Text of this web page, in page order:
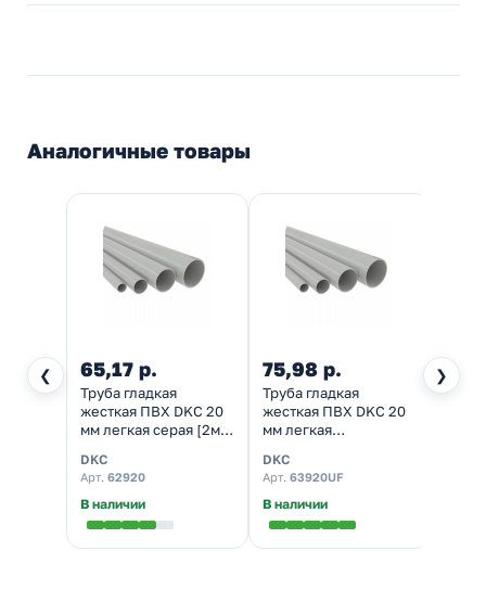
Аналогичные товары
❮ ❯
65,17 р.
Труба гладкая
жесткая ПВХ DKC 20
мм легкая серая [2м/
DKC
Арт. 62920
В наличии
75,98 р.
Труба гладкая
жесткая ПВХ DKC 20
мм легкая
серая[3м/шт, уп.75м]
DKC
Арт. 63920UF
В наличии